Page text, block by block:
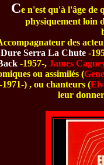
Ce n'est qu'à l'âge de
physiquement loin
des
Dure Serra La Chute-
-1957-, James
ou assimilés (
-1971-) , ou chanteurs (
leur